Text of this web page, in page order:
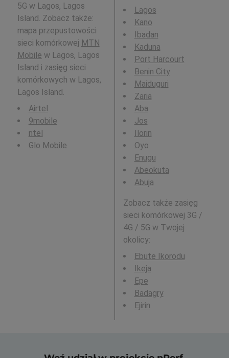
5G w Lagos, Lagos
Island. Zobacz także:
mapa przepustowości
sieci komórkowej MTN
Mobile w Lagos, Lagos
Island i zasięg sieci
komórkowych w Lagos,
Lagos Island.
Airtel
9mobile
ntel
Glo Mobile
Lagos
Kano
Ibadan
Kaduna
Port Harcourt
Benin City
Maiduguri
Zaria
Aba
Jos
Ilorin
Oyo
Enugu
Abeokuta
Abuja
Zobacz także zasięg
sieci komórkowej 3G /
4G / 5G w Twojej
okolicy:
Ebute Ikorodu
Ikeja
Epe
Badagry
Ejirin